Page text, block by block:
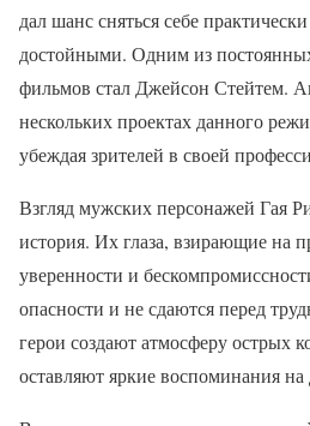
дал шанс сняться себе
достойными. Одним из
фильмов стал Джейсон Стейтем.
нескольких проектах данного
убеждая зрителей в своей
Взгляд мужских персонажей Гая
история. Их глаза, взирающие на
уверенности и
опасности и не сдаются перед
герои создают атмосферу острых
оставляют яркие воспоминания на